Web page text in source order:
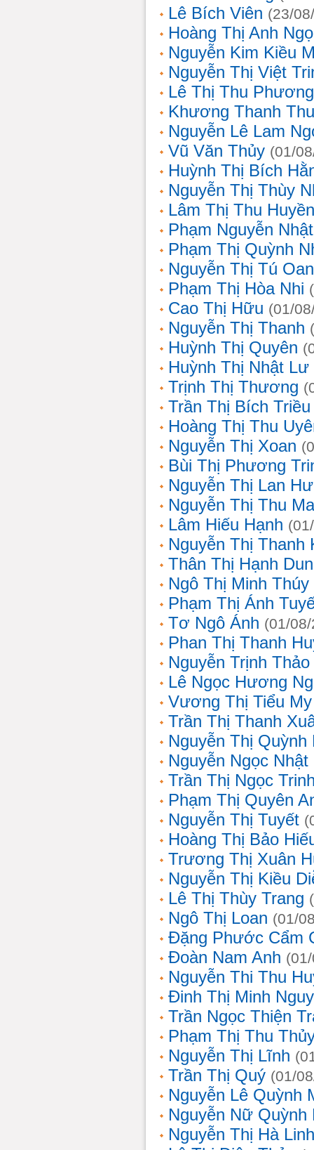
Lê Bích Viên (23/
Hoàng Thị Anh
Nguyễn Kim Kiều
Nguyễn Thị Việt
Lê Thị Thu Phương
Khương Thanh
Nguyễn Lê Lam
Vũ Văn Thủy (01/
Huỳnh Thị Bích
Nguyễn Thị Thùy
Lâm Thị Thu Huyền
Phạm Nguyễn
Phạm Thị Quỳnh
Nguyễn Thị Tú
Phạm Thị Hòa Nhi
Cao Thị Hữu (01/
Nguyễn Thị Thanh
Huỳnh Thị Quyên
Huỳnh Thị Nhật Lư
Trịnh Thị Thương
Trần Thị Bích Triều
Hoàng Thị Thu
Nguyễn Thị Xoan
Bùi Thị Phương
Nguyễn Thị Lan
Nguyễn Thị Thu
Lâm Hiếu Hạnh
Nguyễn Thị Thanh
Thân Thị Hạnh
Ngô Thị Minh Thúy
Phạm Thị Ánh
Tơ Ngô Ánh (01/
Phan Thị Thanh
Nguyễn Trịnh
Lê Ngọc Hương
Vương Thị Tiểu My
Trần Thị Thanh
Nguyễn Thị Quỳnh
Nguyễn Ngọc Nhật
Trần Thị Ngọc
Phạm Thị Quyên
Nguyễn Thị Tuyết
Hoàng Thị Bảo
Trương Thị Xuân
Nguyễn Thị Kiều
Lê Thị Thùy Trang
Ngô Thị Loan (01/
Đặng Phước Cẩm
Đoàn Nam Anh
Nguyễn Thi Thu
Đinh Thị Minh
Trần Ngọc Thiện
Phạm Thị Thu
Nguyễn Thị Lĩnh
Trần Thị Quý (01/
Nguyễn Lê Quỳnh
Nguyễn Nữ
Nguyễn Thị Hà Linh